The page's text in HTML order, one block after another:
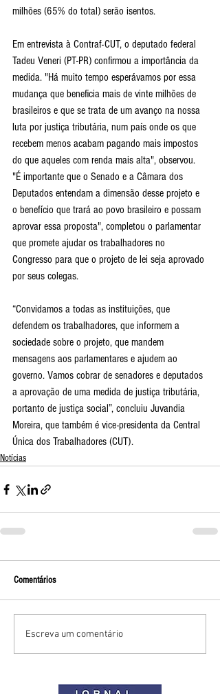
milhões (65% do total) serão isentos.
Em entrevista à Contraf-CUT, o deputado federal
Tadeu Veneri (PT-PR) confirmou a importância da
medida. "Há muito tempo esperávamos por essa
mudança que beneficia mais de vinte milhões de
brasileiros e que se trata de um avanço na nossa
luta por justiça tributária, num país onde os que
recebem menos acabam pagando mais impostos
do que aqueles com renda mais alta", observou.
"É importante que o Senado e a Câmara dos
Deputados entendam a dimensão desse projeto e
o benefício que trará ao povo brasileiro e possam
aprovar essa proposta", completou o parlamentar
que promete ajudar os trabalhadores no
Congresso para que o projeto de lei seja aprovado
por seus colegas.
“Convidamos a todas as instituições, que
defendem os trabalhadores, que informem a
sociedade sobre o projeto, que mandem
mensagens aos parlamentares e ajudem ao
governo. Vamos cobrar de senadores e deputados
a aprovação de uma medida de justiça tributária,
portanto de justiça social”, concluiu Juvandia
Moreira, que também é vice-presidenta da Central
Única dos Trabalhadores (CUT).
Notícias
Comentários
Escreva um comentário